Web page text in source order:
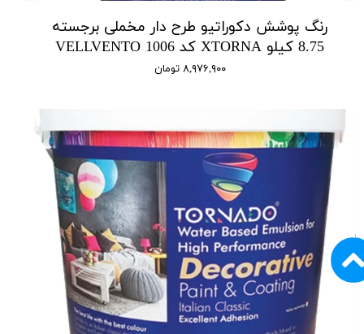
رنگ پوشش دکوراتیو طرح دار مخملی برجسته
8.75 کیلو XTORNA کد 1006 VELLVENTO
۸,۹۷۶,۹۰۰ تومان